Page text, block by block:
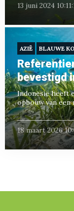
13 juni 2024
AZIË BLAUWE
bevestigd
Indonesië heeft
opbouw van
18 maart 2026